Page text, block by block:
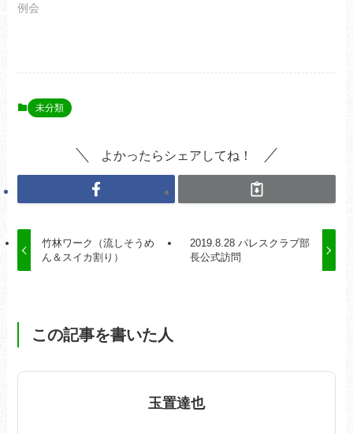
例会
未分類
よかったらシェアしてね！
竹林ワーク（流しそうめ
ん＆スイカ割り）
2019.8.28 パレスクラブ部
長公式訪問
この記事を書いた人
玉置達也